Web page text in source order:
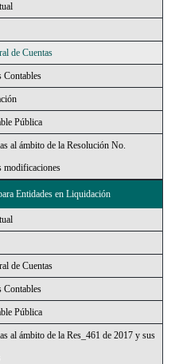
de Cuentas
Contables
Pública
al ámbito de la Resolución No.
modificaciones
Entidades en Liquidación
de Cuentas
Contables
Pública
al ámbito de la Res_461 de 2017 y sus